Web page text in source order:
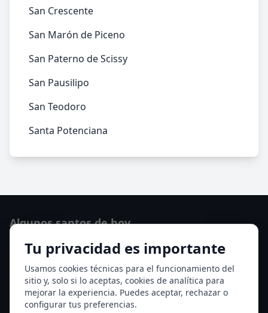
San Crescente
San Marón de Piceno
San Paterno de Scissy
San Pausilipo
San Teodoro
Santa Potenciana
Tu privacidad es importante
Usamos cookies técnicas para el funcionamiento del
sitio y, solo si lo aceptas, cookies de analítica para
mejorar la experiencia. Puedes aceptar, rechazar o
configurar tus preferencias.
Algunos santos de hoy
San Cayetano de Thiene
San Sixto II papa
Ver todos los santos de hoy